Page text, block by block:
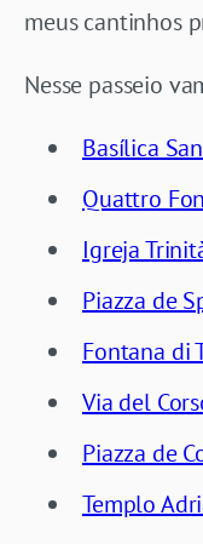
meus cantinhos
Nesse passeio
Basílica
Quattro
Igreja
Piazza de
Fontana di
Via del
Piazza de
Templo